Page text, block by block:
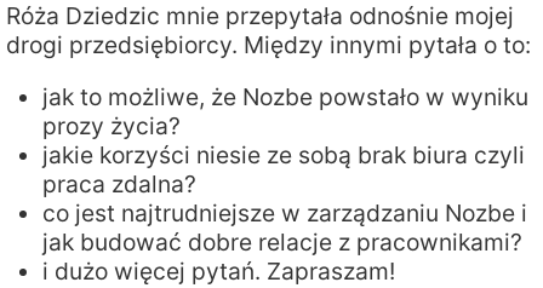
Róża Dziedzic mnie przepytała odnośnie mojej
drogi przedsiębiorcy. Między innymi pytała o to:
jak to możliwe, że Nozbe powstało w wyniku
prozy życia?
jakie korzyści niesie ze sobą brak biura czyli
praca zdalna?
co jest najtrudniejsze w zarządzaniu Nozbe i
jak budować dobre relacje z pracownikami?
i dużo więcej pytań. Zapraszam!